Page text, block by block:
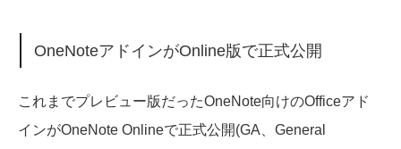
OneNoteアドインがOnline版で正式公開
これまでプレビュー版だったOneNote向けのOfficeアド
インがOneNote Onlineで正式公開(GA、General